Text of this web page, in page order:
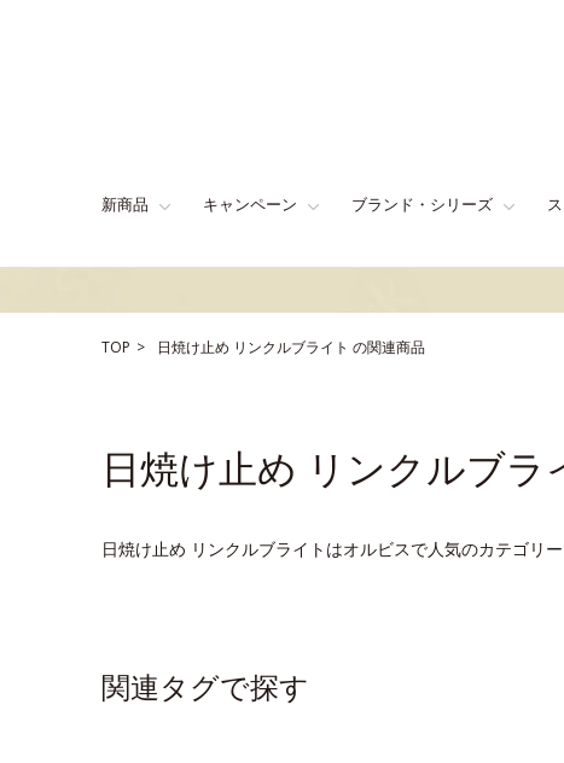
新商品 キャンペーン ブランド・シリーズ
TOP 日焼け止め リンクルブライト の関連商品
日焼け止め リンクルブラ
日焼け止め リンクルブライトはオルビスで人気のカテゴリ
関連タグで探す